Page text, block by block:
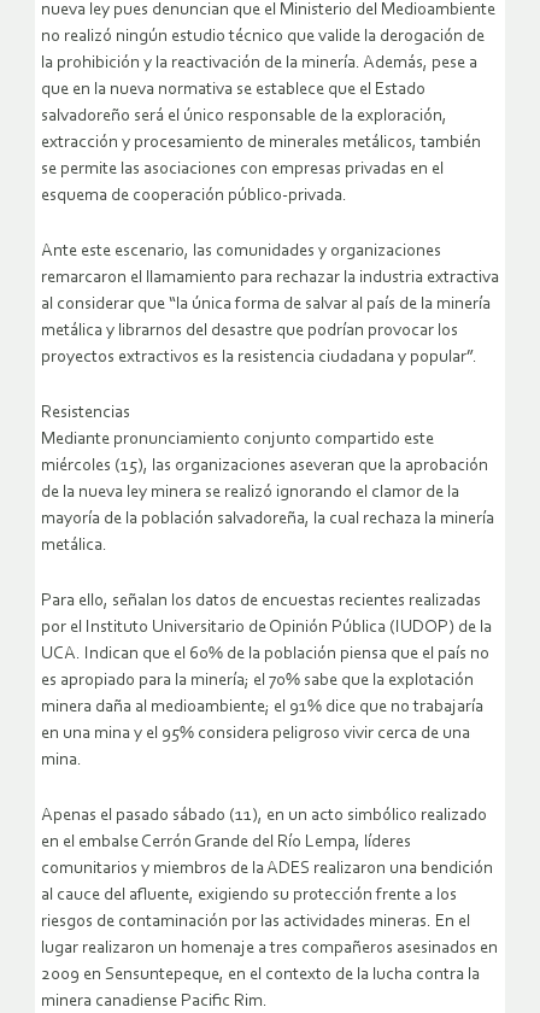
nueva ley pues denuncian que el Ministerio del Medioambiente
no realizó ningún estudio técnico que valide la derogación de
la prohibición y la reactivación de la minería. Además, pese a
que en la nueva normativa se establece que el Estado
salvadoreño será el único responsable de la exploración,
extracción y procesamiento de minerales metálicos, también
se permite las asociaciones con empresas privadas en el
esquema de cooperación público-privada.
Ante este escenario, las comunidades y organizaciones
remarcaron el llamamiento para rechazar la industria extractiva
al considerar que “la única forma de salvar al país de la minería
metálica y librarnos del desastre que podrían provocar los
proyectos extractivos es la resistencia ciudadana y popular”.
Resistencias
Mediante pronunciamiento conjunto compartido este
miércoles (15), las organizaciones aseveran que la aprobación
de la nueva ley minera se realizó ignorando el clamor de la
mayoría de la población salvadoreña, la cual rechaza la minería
metálica.
Para ello, señalan los datos de encuestas recientes realizadas
por el Instituto Universitario de Opinión Pública (IUDOP) de la
UCA. Indican que el 60% de la población piensa que el país no
es apropiado para la minería; el 70% sabe que la explotación
minera daña al medioambiente; el 91% dice que no trabajaría
en una mina y el 95% considera peligroso vivir cerca de una
mina.
Apenas el pasado sábado (11), en un acto simbólico realizado
en el embalse Cerrón Grande del Río Lempa, líderes
comunitarios y miembros de la ADES realizaron una bendición
al cauce del afluente, exigiendo su protección frente a los
riesgos de contaminación por las actividades mineras. En el
lugar realizaron un homenaje a tres compañeros asesinados en
2009 en Sensuntepeque, en el contexto de la lucha contra la
minera canadiense Pacific Rim.